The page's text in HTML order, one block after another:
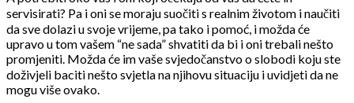
servisirati? Pa i oni se moraju suočiti s realnim životom i naučiti
da sve dolazi u svoje vrijeme, pa tako i pomoć, i možda će
upravo u tom vašem “ne sada” shvatiti da bi i oni trebali nešto
promjeniti. Možda će im vaše svjedočanstvo o slobodi koju ste
doživjeli baciti nešto svjetla na njihovu situaciju i uvidjeti da ne
mogu više ovako.